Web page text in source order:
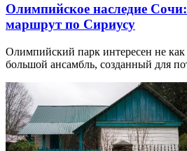
Олимпийское наследие
маршрут по Сириусу
Олимпийский парк интересен не как
большой ансамбль, созданный для